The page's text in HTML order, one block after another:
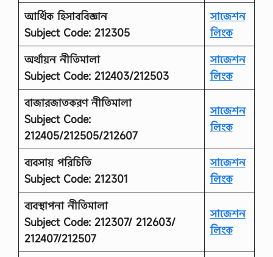
আর্থিক হিসাববিজ্ঞান
Subject Code: 212305
সাজেশন
লিংক
অর্থায়ন নীতিমালা
Subject Code: 212403/212503
সাজেশন
লিংক
বাজারজাতকরণ নীতিমালা
Subject Code:
212405/212505/212607
সাজেশন
লিংক
ব্যবসায় পরিচিতি
Subject Code: 212301
সাজেশন
লিংক
ব্যবস্থাপনা নীতিমালা
Subject Code: 212307/ 212603/
212407/212507
সাজেশন
লিংক